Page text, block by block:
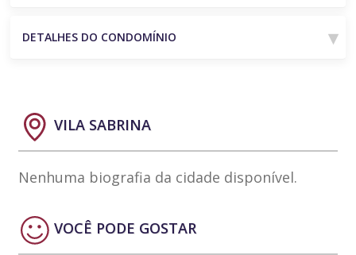
DETALHES DO CONDOMÍNIO
VILA SABRINA
Nenhuma biografia da cidade disponível.
VOCÊ PODE GOSTAR